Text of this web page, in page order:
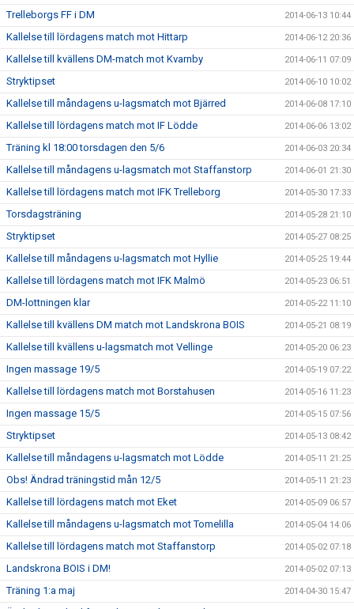
Trelleborgs FF i DM 2014-06-13 10:44
Kallelse till lördagens match mot Hittarp 2014-06-12 20:36
Kallelse till kvällens DM-match mot Kvarnby 2014-06-11 07:09
Stryktipset 2014-06-10 10:02
Kallelse till måndagens u-lagsmatch mot Bjärred 2014-06-08 17:10
Kallelse till lördagens match mot IF Lödde 2014-06-06 13:02
Träning kl 18:00 torsdagen den 5/6 2014-06-03 20:34
Kallelse till måndagens u-lagsmatch mot Staffanstorp 2014-06-01 21:30
Kallelse till lördagens match mot IFK Trelleborg 2014-05-30 17:33
Torsdagsträning 2014-05-28 21:10
Stryktipset 2014-05-27 08:25
Kallelse till måndagens u-lagsmatch mot Hyllie 2014-05-25 19:44
Kallelse till lördagens match mot IFK Malmö 2014-05-23 06:51
DM-lottningen klar 2014-05-22 11:10
Kallelse till kvällens DM match mot Landskrona BOIS 2014-05-21 08:19
Kallelse till kvällens u-lagsmatch mot Vellinge 2014-05-20 06:23
Ingen massage 19/5 2014-05-19 07:22
Kallelse till lördagens match mot Borstahusen 2014-05-16 11:23
Ingen massage 15/5 2014-05-15 07:56
Stryktipset 2014-05-13 08:42
Kallelse till måndagens u-lagsmatch mot Lödde 2014-05-11 21:25
Obs! Ändrad träningstid mån 12/5 2014-05-11 21:23
Kallelse till lördagens match mot Eket 2014-05-09 06:57
Kallelse till måndagens u-lagsmatch mot Tomelilla 2014-05-04 14:06
Kallelse till lördagens match mot Staffanstorp 2014-05-02 07:18
Landskrona BOIS i DM! 2014-05-02 07:13
Träning 1:a maj 2014-04-30 15:47